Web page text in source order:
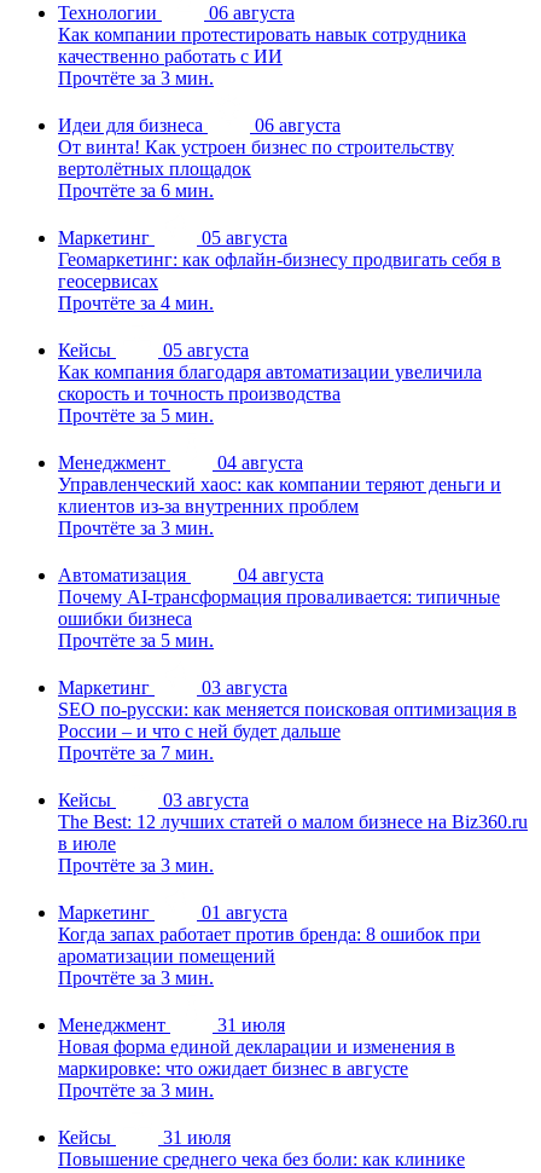
Технологии
06 августа
Как компании протестировать навык сотрудника
качественно работать с ИИ
Прочтёте за 3 мин.
Идеи для бизнеса
06 августа
От винта! Как устроен бизнес по строительству
вертолётных площадок
Прочтёте за 6 мин.
Маркетинг
05 августа
Геомаркетинг: как офлайн-бизнесу продвигать себя в
геосервисах
Прочтёте за 4 мин.
Кейсы
05 августа
Как компания благодаря автоматизации увеличила
скорость и точность производства
Прочтёте за 5 мин.
Менеджмент
04 августа
Управленческий хаос: как компании теряют деньги и
клиентов из-за внутренних проблем
Прочтёте за 3 мин.
Автоматизация
04 августа
Почему AI-трансформация проваливается: типичные
ошибки бизнеса
Прочтёте за 5 мин.
Маркетинг
03 августа
SEO по-русски: как меняется поисковая оптимизация в
России – и что с ней будет дальше
Прочтёте за 7 мин.
Кейсы
03 августа
The Best: 12 лучших статей о малом бизнесе на Biz360.ru
в июле
Прочтёте за 3 мин.
Маркетинг
01 августа
Когда запах работает против бренда: 8 ошибок при
ароматизации помещений
Прочтёте за 3 мин.
Менеджмент
31 июля
Новая форма единой декларации и изменения в
маркировке: что ожидает бизнес в августе
Прочтёте за 3 мин.
Кейсы
31 июля
Повышение среднего чека без боли: как клинике